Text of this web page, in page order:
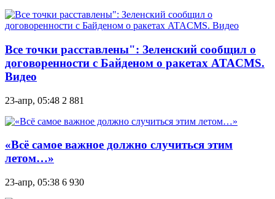
Все точки расставлены": Зеленский сообщил о
договоренности с Байденом о ракетах ATACMS.
Видео
23-апр, 05:48 2 881
«Всё самое важное должно случиться этим
летом…»
23-апр, 05:38 6 930